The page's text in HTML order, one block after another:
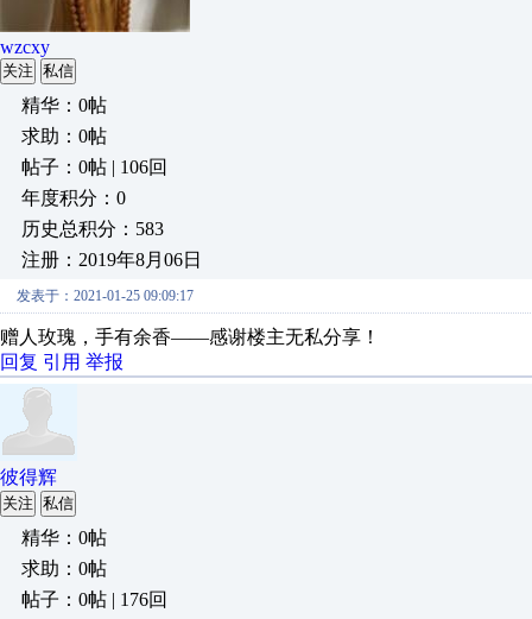
wzcxy
关注 私信
精华：0帖
求助：0帖
帖子：0帖 | 106回
年度积分：0
历史总积分：583
注册：2019年8月06日
发表于：2021-01-25 09:09:17
赠人玫瑰，手有余香——感谢楼主无私分享！
回复 引用 举报
彼得辉
关注 私信
精华：0帖
求助：0帖
帖子：0帖 | 176回